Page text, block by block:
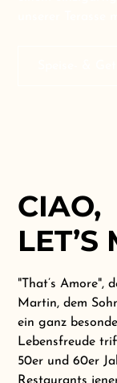
CIAO,
LET’S
"That’s Amore",
Martin, dem
ein ganz
Lebensfreude
50er und 60er